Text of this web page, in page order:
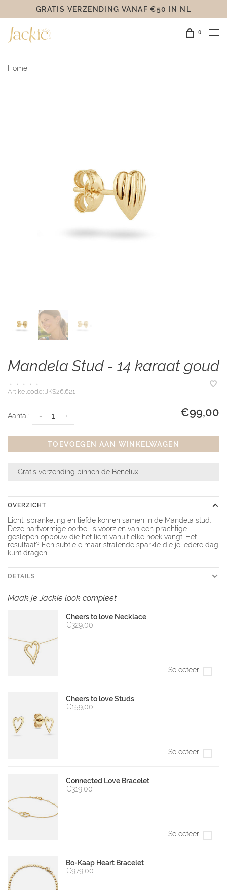
GRATIS VERZENDING VANAF €50 IN NL
0
Home
Mandela Stud - 14 karaat goud
• • • •
•
Artikelcode: JKS26.621
Aantal: +
- €99,00
TOEVOEGEN AAN WINKELWAGEN
Gratis verzending binnen de Benelux
OVERZICHT
Licht, sprankeling en liefde komen samen in de Mandela stud.
Deze hartvormige oorbel is voorzien van een prachtige
geslepen opbouw die het licht vanuit elke hoek vangt. Het
resultaat? Een subtiele maar stralende sparkle die je iedere dag
kunt dragen.
DETAILS
Maak je Jackie look compleet
Cheers to love Necklace
€329,00
Selecteer
Cheers to love Studs
€159,00
Selecteer
Connected Love Bracelet
€319,00
Selecteer
Bo-Kaap Heart Bracelet
€979,00